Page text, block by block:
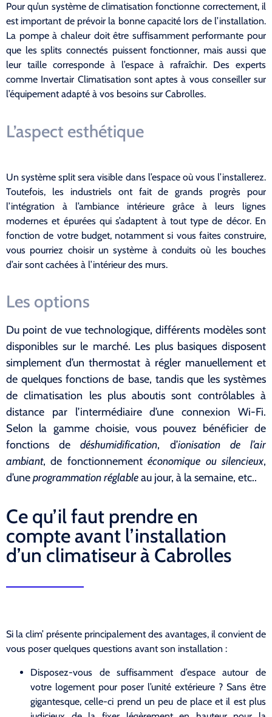
Pour qu’un système de climatisation fonctionne correctement, il
est important de prévoir la bonne capacité lors de l’installation.
La pompe à chaleur doit être suffisamment performante pour
que les splits connectés puissent fonctionner, mais aussi que
leur taille corresponde à l’espace à rafraîchir. Des experts
comme Invertair Climatisation sont aptes à vous conseiller sur
l’équipement adapté à vos besoins sur Cabrolles.
L’aspect esthétique
Un système split sera visible dans l’espace où vous l’installerez.
Toutefois, les industriels ont fait de grands progrès pour
l’intégration à l’ambiance intérieure grâce à leurs lignes
modernes et épurées qui s’adaptent à tout type de décor. En
fonction de votre budget, notamment si vous faites construire,
vous pourriez choisir un système à conduits où les bouches
d’air sont cachées à l’intérieur des murs.
Les options
Du point de vue technologique, différents modèles sont
disponibles sur le marché. Les plus basiques disposent
simplement d’un thermostat à régler manuellement et
de quelques fonctions de base, tandis que les systèmes
de climatisation les plus aboutis sont contrôlables à
distance par l’intermédiaire d’une connexion Wi-Fi.
Selon la gamme choisie, vous pouvez bénéficier de
fonctions dedéshumidification, d’ionisation de l’air
ambiant, de fonctionnementéconomique ou silencieux,
d’uneprogrammation réglableau jour, à la semaine, etc..
Ce qu’il faut prendre en
compte avant l’installation
d’un climatiseur à Cabrolles
Si la clim’ présente principalement des avantages, il convient de
vous poser quelques questions avant son installation :
Disposez-vous de suffisamment d’espace autour de
votre logement pour poser l’unité extérieure ? Sans être
gigantesque, celle-ci prend un peu de place et il est plus